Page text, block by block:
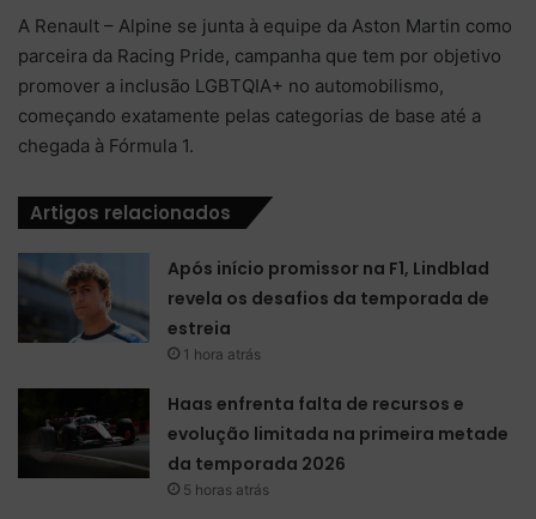
A Renault – Alpine se junta à equipe da Aston Martin como
parceira da Racing Pride, campanha que tem por objetivo
promover a inclusão LGBTQIA+ no automobilismo,
começando exatamente pelas categorias de base até a
chegada à Fórmula 1.
Artigos relacionados
Após início promissor na F1, Lindblad
revela os desafios da temporada de
estreia
1 hora atrás
Haas enfrenta falta de recursos e
evolução limitada na primeira metade
da temporada 2026
5 horas atrás